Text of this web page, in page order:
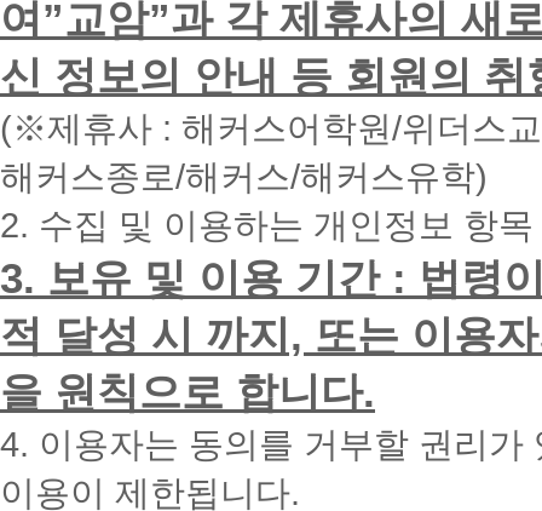
시
면
빠
른
간
내
에
화
드
리
겠
습
니
다.
여”교암”과 각 제휴사의 새
신 정보의 안내 등 회원의
(※제휴사 : 해커스어학원/위더스
해커스종로/해커스/해커스유학)
2. 수집 및 이용하는 개인정보 항
3. 보유 및 이용 기간 : 법령
적 달성 시 까지, 또는 이용
을 원칙으로 합니다.
4. 이용자는 동의를 거부할 권리
이용이 제한됩니다.